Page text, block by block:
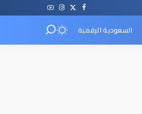
السعودية الرقمية